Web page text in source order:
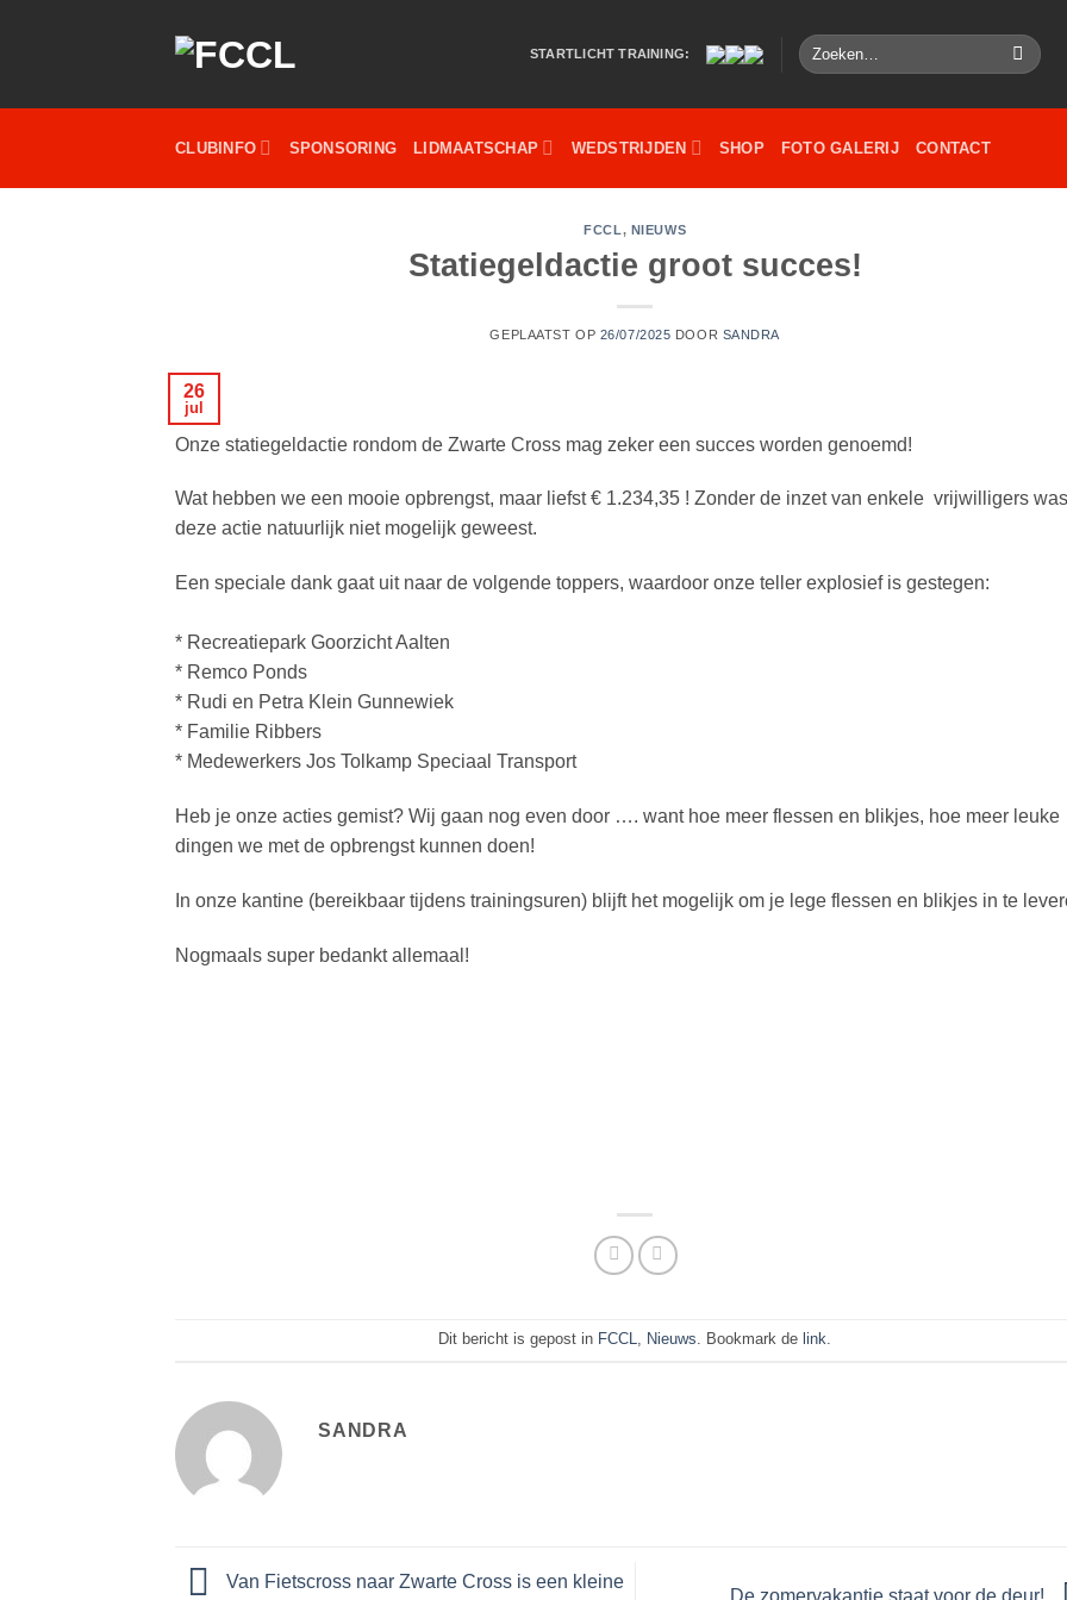
STARTLICHT TRAINING:
Zoeken
naar:
CLUBINFO SPONSORING LIDMAATSCHAP WEDSTRIJDEN SHOP FOTO GALERIJ CONTACT
FCCL, NIEUWS
Statiegeldactie groot succes!
GEPLAATST OP 26/07/2025 DOOR SANDRA
26
jul
Onze statiegeldactie rondom de Zwarte Cross mag zeker een succes worden genoemd!
Wat hebben we een mooie opbrengst, maar liefst € 1.234,35 ! Zonder de inzet van enkele vrijwilligers was
deze actie natuurlijk niet mogelijk geweest.
Een speciale dank gaat uit naar de volgende toppers, waardoor onze teller explosief is gestegen:
* Recreatiepark Goorzicht Aalten
* Remco Ponds
* Rudi en Petra Klein Gunnewiek
* Familie Ribbers
* Medewerkers Jos Tolkamp Speciaal Transport
Heb je onze acties gemist? Wij gaan nog even door …. want hoe meer flessen en blikjes, hoe meer leuke
dingen we met de opbrengst kunnen doen!
In onze kantine (bereikbaar tijdens trainingsuren) blijft het mogelijk om je lege flessen en blikjes in te
Nogmaals super bedankt allemaal!
Dit bericht is gepost in FCCL, Nieuws. Bookmark de link.
SANDRA
Van Fietscross naar Zwarte Cross is een kleine